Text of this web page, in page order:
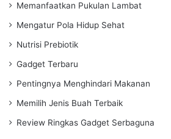
Memanfaatkan Pukulan Lambat
Mengatur Pola Hidup Sehat
Nutrisi Prebiotik
Gadget Terbaru
Pentingnya Menghindari Makanan
Memilih Jenis Buah Terbaik
Review Ringkas Gadget Serbaguna